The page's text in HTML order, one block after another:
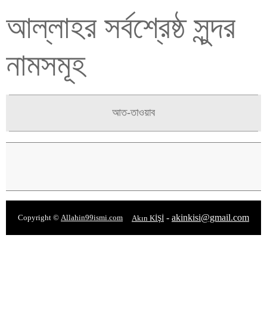
আল্লাহর সর্বশ্রেষ্ঠ সুন্দর
নামসমূহ
আত-তাওয়াব
Copyright © Allahin99ismi.com Akın KİŞİ - akinkisi@gmail.com